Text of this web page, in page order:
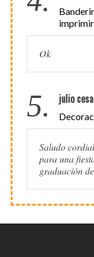
imprimir
Ok
5. julio
Saludo
para una
graduación